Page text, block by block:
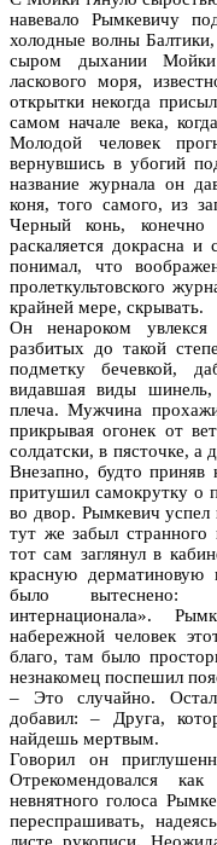
навевало Рымкевичу
холодные волны
сыром дыхании Мойки
ласкового моря,
открытки некогда
самом начале века,
Молодой человек
вернувшись в убогий
название журнала он
коня, того самого, из
Черный конь,
раскаляется докрасна
понимал, что
пролеткультовского
крайней мере, скрывать.
Он ненароком
разбитых до такой
подметку бечевкой,
видавшая виды
плеча. Мужчина
прикрывая огонек от
солдатски, в пясточке, а
Внезапно, будто приняв
притушил самокрутку о
во двор. Рымкевич успел
тут же забыл странного
тот сам заглянул в
красную дерматиновую
было вытеснено:
интернационала».
набережной человек
благо, там было
незнакомец поспешил
– Это случайно.
добавил: – Друга,
найдешь мертвым.
Говорил он
Отрекомендовался
невнятного голоса
переспрашивать,